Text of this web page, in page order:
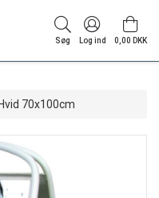
Søg Log ind 0,00 DKK
70x100cm